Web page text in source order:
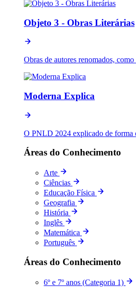
Objeto 3 - Obras Literárias
Obras de autores renomados,
Moderna Explica
O PNLD 2024 explicado de forma
Áreas do Conhecimento
Arte
Ciências
Educação Física
Geografia
História
Inglês
Matemática
Português
Áreas do Conhecimento
6º e 7º anos (Categoria 1)